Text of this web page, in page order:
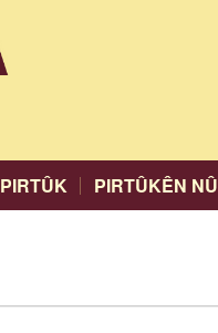
PIRTÛK PIRTÛKÊN NÛ